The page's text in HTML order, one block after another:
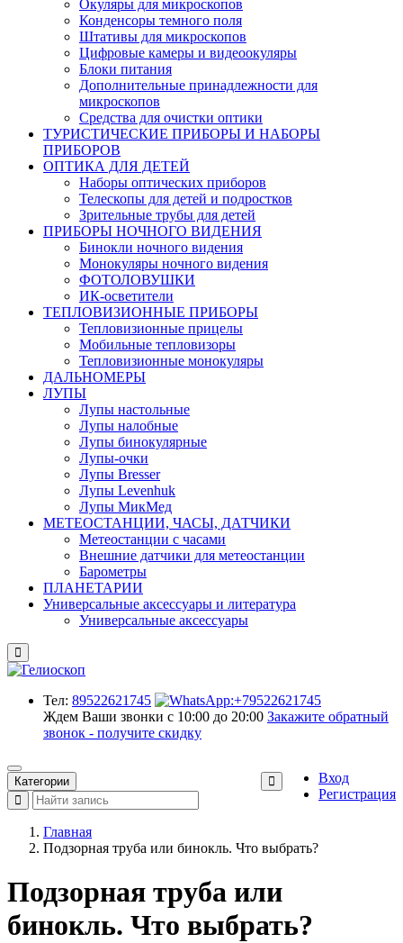
Окуляры для микроскопов
Конденсоры темного поля
Штативы для микроскопов
Цифровые камеры и видеоокуляры
Блоки питания
Дополнительные принадлежности для
микроскопов
Средства для очистки оптики
ТУРИСТИЧЕСКИЕ ПРИБОРЫ И НАБОРЫ
ПРИБОРОВ
ОПТИКА ДЛЯ ДЕТЕЙ
Наборы оптических приборов
Телескопы для детей и подростков
Зрительные трубы для детей
ПРИБОРЫ НОЧНОГО ВИДЕНИЯ
Бинокли ночного видения
Монокуляры ночного видения
ФОТОЛОВУШКИ
ИК-осветители
ТЕПЛОВИЗИОННЫЕ ПРИБОРЫ
Тепловизионные прицелы
Мобильные тепловизоры
Тепловизионные монокуляры
ДАЛЬНОМЕРЫ
ЛУПЫ
Лупы настольные
Лупы налобные
Лупы бинокулярные
Лупы-очки
Лупы Bresser
Лупы Levenhuk
Лупы МикМед
МЕТЕОСТАНЦИИ, ЧАСЫ, ДАТЧИКИ
Метеостанции с часами
Внешние датчики для метеостанции
Барометры
ПЛАНЕТАРИИ
Универсальные аксессуары и литература
Универсальные аксессуары
Тел: 89522621745
Ждем Ваши звонки с 10:00 до 20:00 Закажите обратный
звонок - получите скидку
Вход
Регистрация
Категории
Главная
Подзорная труба или бинокль. Что выбрать?
Подзорная труба или
бинокль. Что выбрать?